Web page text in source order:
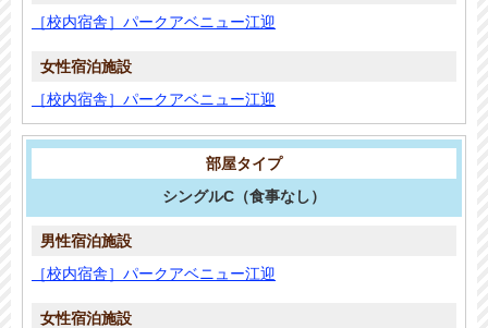
［校内宿舎］パークアベニュー江迎
［校内宿舎］パークアベニュー江迎
シングルC （食事なし）
［校内宿舎］パークアベニュー江迎